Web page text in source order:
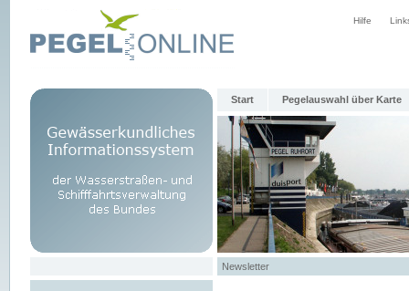
Hilfe
Start Pegelauswahl über Karte
Newsletter